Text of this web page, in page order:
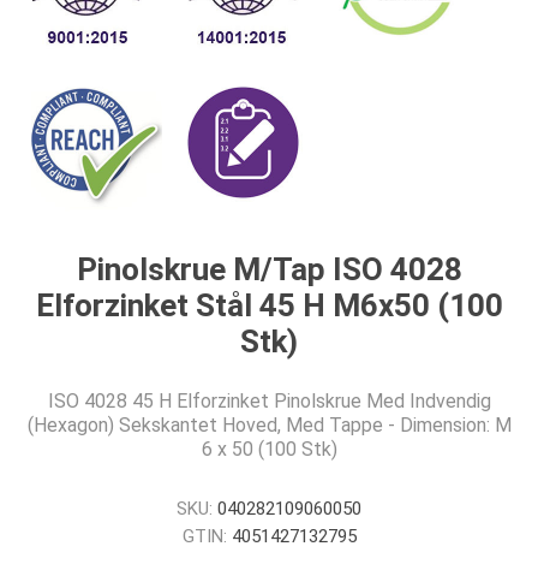
Pinolskrue M/Tap ISO 4028
Elforzinket Stål 45 H M6x50 (100
Stk)
ISO 4028 45 H Elforzinket Pinolskrue Med Indvendig
(Hexagon) Sekskantet Hoved, Med Tappe - Dimension: M
6 x 50 (100 Stk)
SKU: 040282109060050
GTIN: 4051427132795